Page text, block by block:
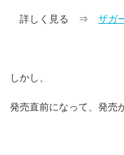
詳しく見る ⇒ザガ
しかし、
発売直前になって、発売